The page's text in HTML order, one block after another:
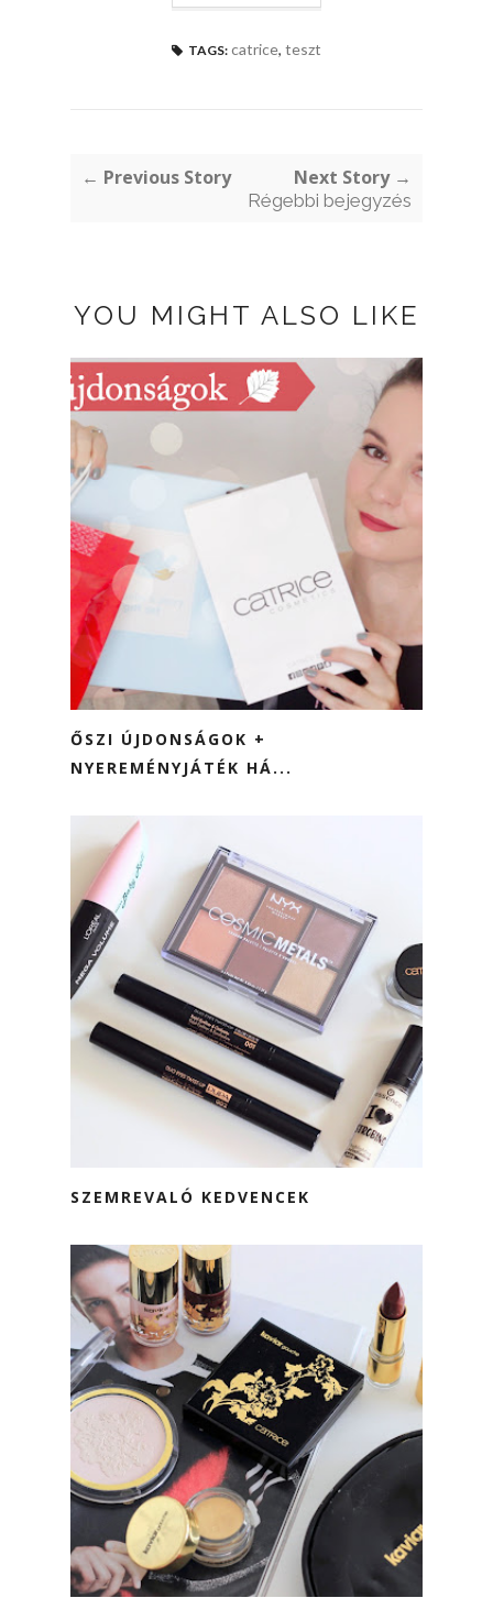
TAGS: catrice, teszt
← Previous Story Next Story →
Régebbi bejegyzés
YOU MIGHT ALSO LIKE
ŐSZI ÚJDONSÁGOK +
NYEREMÉNYJÁTÉK HÁ...
SZEMREVALÓ KEDVENCEK